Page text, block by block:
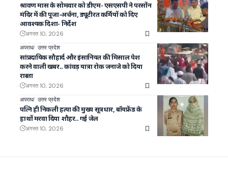
श्रावण मास के सोमवार को डीएम- एसएसपी ने परसोंन
मंदिर में की पूजा-अर्चना, ड्यूटीरत कर्मियों को दिए
आवश्यक दिशा- निर्देश
अगस्त 10, 2026
अपराध उत्तर प्रदेश
सांप्रदायिक सौहार्द और इंसानियत की मिसाल पेश
करने वाली खबर.. कांवड़ यात्रा रोक जनाजे को दिया
रास्ता
अगस्त 10, 2026
अपराध उत्तर प्रदेश
पत्नि ही निकली हत्या की मुख्य सूत्रधार, बॉयफ्रेंड के
हाथों मरवा दिया शौहर.. गई जेल
अगस्त 10, 2026